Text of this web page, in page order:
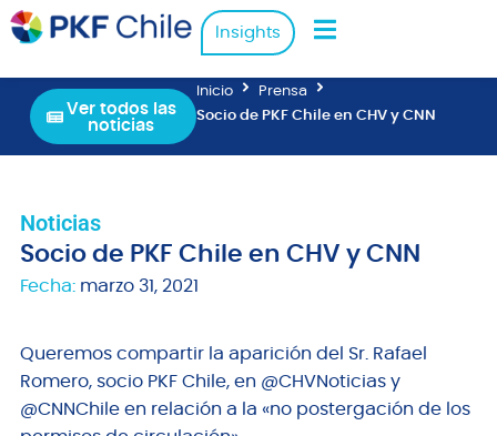
Insights
Ver todos las
noticias
Inicio
Prensa
Socio de PKF Chile en CHV y CNN
Noticias
Socio de PKF Chile en CHV y CNN
Fecha: marzo 31, 2021
Queremos compartir la aparición del Sr. Rafael
Romero, socio PKF Chile, en @CHVNoticias y
@CNNChile en relación a la «no postergación de los